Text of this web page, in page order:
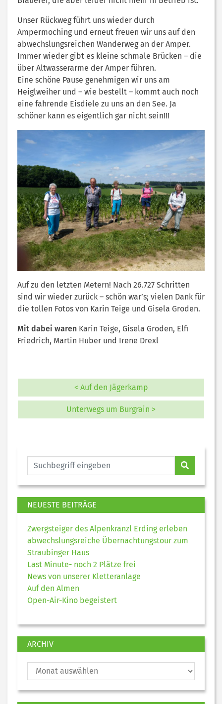
Unser Rückweg führt uns wieder durch
Ampermoching und erneut freuen wir uns auf den
abwechslungsreichen Wanderweg an der Amper.
Immer wieder gibt es kleine schmale Brücken – die
über Altwasserarme der Amper führen.
Eine schöne Pause genehmigen wir uns am
Heiglweiher und – wie bestellt – kommt auch noch
eine fahrende Eisdiele zu uns an den See. Ja
schöner kann es eigentlich gar nicht sein!!!
Auf zu den letzten Metern! Nach 26.727 Schritten
sind wir wieder zurück – schön war’s; vielen Dank für
die tollen Fotos von Karin Teige und Gisela Groden.
Mit dabei waren Karin Teige, Gisela Groden, Elfi
Friedrich, Martin Huber und Irene Drexl
< Auf den Jägerkamp
Unterwegs um Burgrain >
NEUESTE BEITRÄGE
Zwergsteiger des Alpenkranzl Erding erleben
abwechslungsreiche Übernachtungstour zum
Straubinger Haus
Last Minute- noch 2 Plätze frei
News von unserer Kletteranlage
Auf den Almen
Open-Air-Kino begeistert
ARCHIV